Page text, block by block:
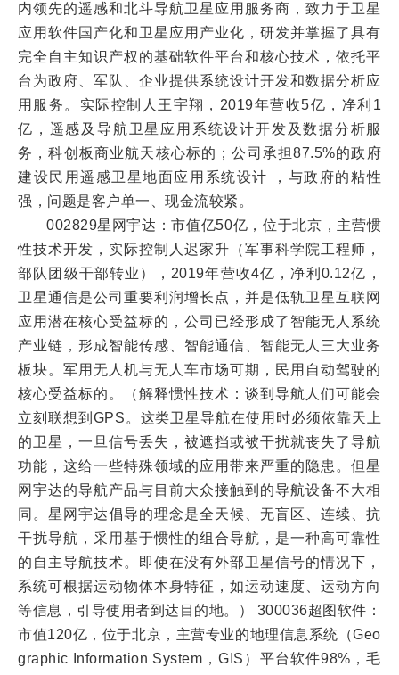
内领先的遥感和北斗导航卫星应用服务商，致力于卫星
应用软件国产化和卫星应用产业化，研发并掌握了具有
完全自主知识产权的基础软件平台和核心技术，依托平
台为政府、军队、企业提供系统设计开发和数据分析应
用服务。实际控制人王宇翔，2019年营收5亿，净利1
亿，遥感及导航卫星应用系统设计开发及数据分析服
务，科创板商业航天核心标的；公司承担87.5%的政府
建设民用遥感卫星地面应用系统设计 ，与政府的粘性
强，问题是客户单一、现金流较紧。
002829星网宇达：市值亿50亿，位于北京，主营惯
性技术开发，实际控制人迟家升（军事科学院工程师，
部队团级干部转业），2019年营收4亿，净利0.12亿，
卫星通信是公司重要利润增长点，并是低轨卫星互联网
应用潜在核心受益标的，公司已经形成了智能无人系统
产业链，形成智能传感、智能通信、智能无人三大业务
板块。军用无人机与无人车市场可期，民用自动驾驶的
核心受益标的。（解释惯性技术：谈到导航人们可能会
立刻联想到GPS。这类卫星导航在使用时必须依靠天上
的卫星，一旦信号丢失，被遮挡或被干扰就丧失了导航
功能，这给一些特殊领域的应用带来严重的隐患。但星
网宇达的导航产品与目前大众接触到的导航设备不大相
同。星网宇达倡导的理念是全天候、无盲区、连续、抗
干扰导航，采用基于惯性的组合导航，是一种高可靠性
的自主导航技术。即使在没有外部卫星信号的情况下，
系统可根据运动物体本身特征，如运动速度、运动方向
等信息，引导使用者到达目的地。） 300036超图软件：
市值120亿，位于北京，主营专业的地理信息系统（Geo
graphic Information System，GIS）平台软件98%，毛